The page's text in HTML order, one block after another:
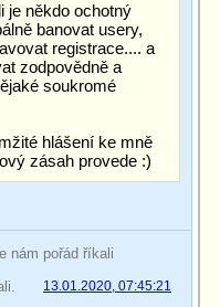
je někdo ochotný
banovat usery,
registrace.... a
zodpovědně a
soukromé
hlášení ke mně
zásah provede :)
nám pořád říkali
13.01.2020, 07:45:21